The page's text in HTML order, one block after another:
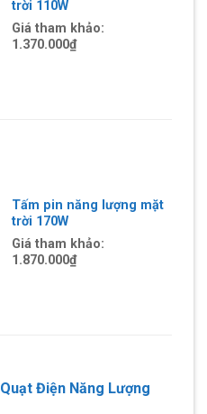
trời 110W
Giá tham khảo:
1.370.000₫
Tấm pin năng lượng mặt
trời 170W
Giá tham khảo:
1.870.000₫
Quạt Điện Năng Lượng